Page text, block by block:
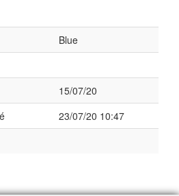
Blue
15/07/20
23/07/20 10:47